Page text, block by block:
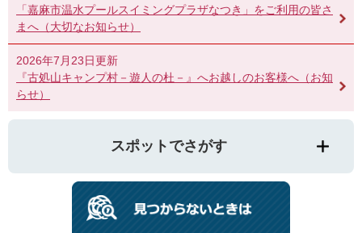
「嘉麻市温水プールスイミングプラザなつき」をご利用の皆さ
まへ（大切なお知らせ）
2026年7月23日更新
『古処山キャンプ村－遊人の杜－』へお越しのお客様へ（お知
らせ）
スポットでさがす